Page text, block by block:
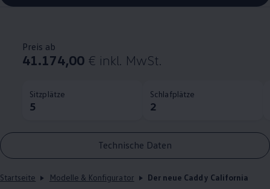
Preis ab
41.174,00 € inkl. MwSt.
Sitzplätze
5
Schlafplätze
2
Technische Daten
Startseite Modelle & Konfigurator Der neue Caddy California